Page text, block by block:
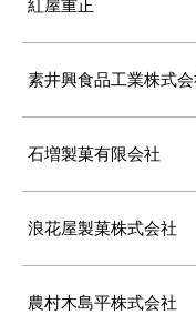
紅屋重正
素井興食品工業株式会
石増製菓有限会社
浪花屋製菓株式会社
農村木島平株式会社